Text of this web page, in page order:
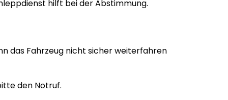
hilft bei der Abstimmung.
das Fahrzeug nicht sicher weiterfahren
den Notruf.